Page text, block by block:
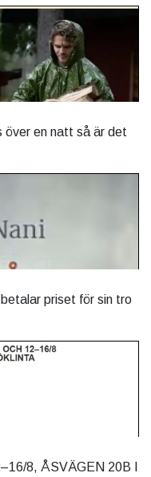
över en natt så är det
priset för sin tro
8, ÅSVÄGEN 20B I